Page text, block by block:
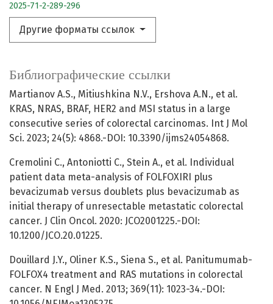
2025-71-2-289-296
Другие форматы ссылок
Библиографические ссылки
Martianov A.S., Mitiushkina N.V., Ershova A.N., et al.
KRAS, NRAS, BRAF, HER2 and MSI status in a large
consecutive series of colorectal carcinomas. Int J Mol
Sci. 2023; 24(5): 4868.-DOI: 10.3390/ijms24054868.
Cremolini C., Antoniotti C., Stein A., et al. Individual
patient data meta-analysis of FOLFOXIRI plus
bevacizumab versus doublets plus bevacizumab as
initial therapy of unresectable metastatic colorectal
cancer. J Clin Oncol. 2020: JCO2001225.-DOI:
10.1200/JCO.20.01225.
Douillard J.Y., Oliner K.S., Siena S., et al. Panitumumab-
FOLFOX4 treatment and RAS mutations in colorectal
cancer. N Engl J Med. 2013; 369(11): 1023-34.-DOI: